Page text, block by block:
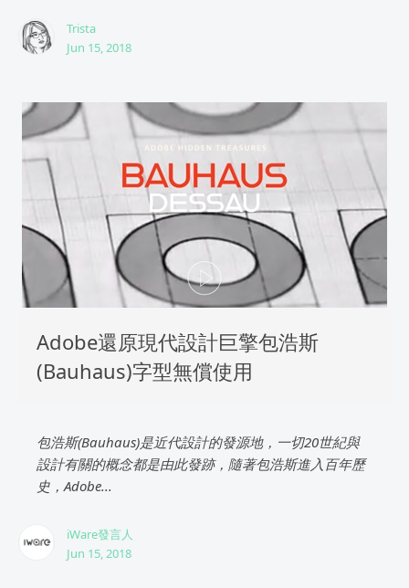
Trista
Jun 15, 2018
Adobe還原現代設計巨擎包浩斯
(Bauhaus)字型無償使用
包浩斯(Bauhaus)是近代設計的發源地，一切20世紀與
設計有關的概念都是由此發跡，隨著包浩斯進入百年歷
史，Adobe...
iWare發言人
Jun 15, 2018